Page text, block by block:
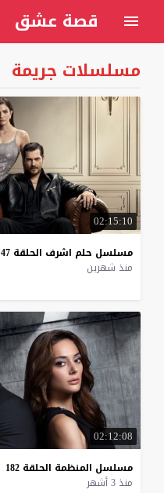
قصة عشق
مسلسلات جريمة
02:15:10
مسلسل حلم اشرف الحلقة 47
منذ شهرين
02:12:08
مسلسل المنظمة الحلقة 182
منذ 3 أشهر